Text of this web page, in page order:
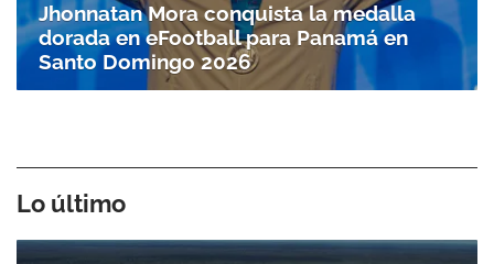
Jhonnatan Mora conquista la medalla
dorada en eFootball para Panamá en
Santo Doming­o 2026
Lo último